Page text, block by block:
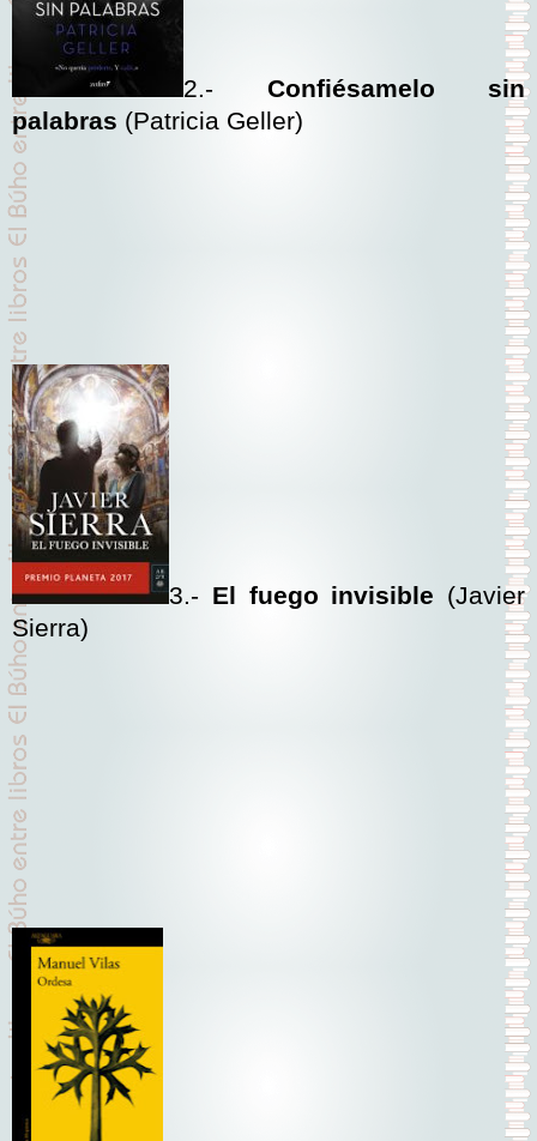
2.- Confiésamelo sin
palabras (Patricia Geller)
3.- El fuego invisible (Javier
Sierra)